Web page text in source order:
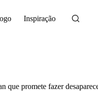
Inspiração
que promete fazer